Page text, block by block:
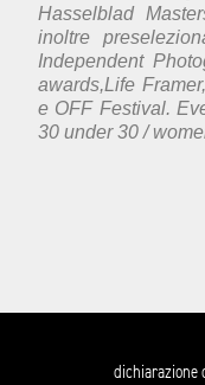
Hasselblad
inoltre
Independent
awards,Life
e OFF Festival.
30 under 30 /
dichiarazione